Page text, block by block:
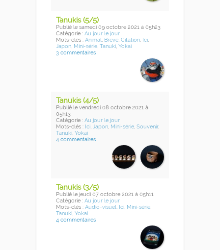
Tanukis (5/5)
Publié le samedi 09 octobre 2021 à 05h23
Catégorie : Au jour le jour
Mots-clés : Animal, Brève, Citation, Ici,
Japon, Mini-série, Tanuki, Yokai
3 commentaires
Tanukis (4/5)
Publié le vendredi 08 octobre 2021 à
05h13
Catégorie : Au jour le jour
Mots-clés : Ici, Japon, Mini-série, Souvenir,
Tanuki, Yokai
4 commentaires
Tanukis (3/5)
Publié le jeudi 07 octobre 2021 à 05h11
Catégorie : Au jour le jour
Mots-clés : Audio-visuel, Ici, Mini-série,
Tanuki, Yokai
4 commentaires